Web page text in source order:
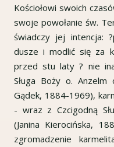
Kościołowi swoich
swoje powołanie św.
świadczy jej intencja:
dusze i modlić się za
przed stu laty ? nie
Sługa Boży o.
Gądek, 1884-1969),
- wraz z Czcigodną
(Janina Kierocińska,
zgromadzenie